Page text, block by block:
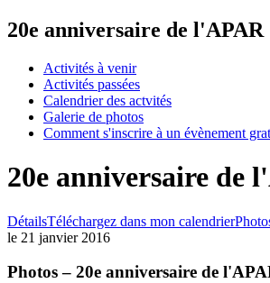
20e anniversaire de l'APAR
Activités à venir
Activités passées
Calendrier des actvités
Galerie de photos
Comment s'inscrire à un évènement
20e anniversaire de
DétailsTéléchargez dans mon calendrier
le 21 janvier 2016
Photos – 20e anniversaire de